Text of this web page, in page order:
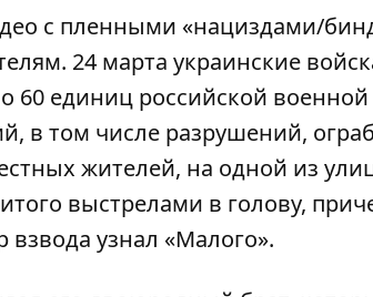
с пленными «нациздами/
24 марта украинские
60 единиц российской
в том числе разрушений,
жителей, на одной из
выстрелами в голову,
узнал «Малого».